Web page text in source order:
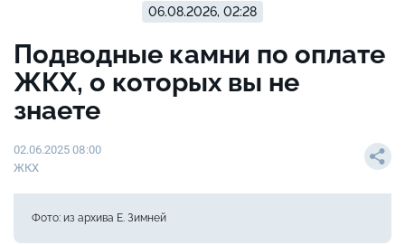
06.08.2026, 02:28
Подводные камни по оплате
ЖКХ, о которых вы не
знаете
02.06.2025 08:00
ЖКХ
Фото: из архива Е. Зимней